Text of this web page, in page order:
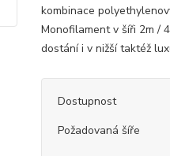
kombinace
Monofilament v šíři 2m /
dostání i v nižší taktéž
Dostupnost
Požadovaná šíře